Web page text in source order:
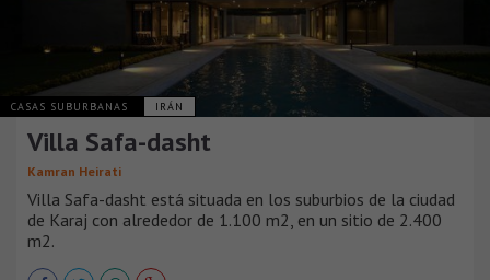
CASAS SUBURBANAS IRÁN
Villa Safa-dasht
Kamran Heirati
Villa Safa-dasht está situada en los suburbios de la ciudad
de Karaj con alrededor de 1.100 m2, en un sitio de 2.400
m2.